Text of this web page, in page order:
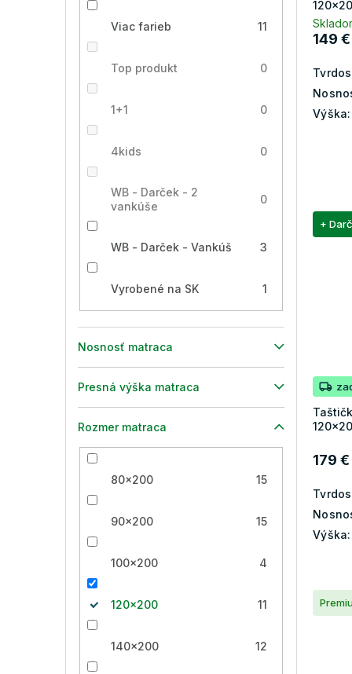
Viac farieb 11
Top produkt 0
1+1 0
4kids 0
WB - Darček - 2
vankúše
0
WB - Darček - Vankúš 3
Vyrobené na SK 1
Nosnosť matraca
Presná výška matraca
Rozmer matraca
80x200 15
90x200 15
100x200 4
120x200 11
140x200 12
v
149 €
Výška:
+
179 €
Výška: